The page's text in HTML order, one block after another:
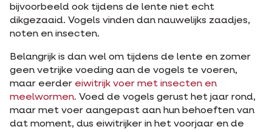
bijvoorbeeld ook tijdens de lente niet echt
dikgezaaid. Vogels vinden dan nauwelijks zaadjes,
noten en insecten.
Belangrijk is dan wel om tijdens de lente en zomer
geen vetrijke voeding aan de vogels te voeren,
maar eerder eiwitrijk voer met insecten en
meelwormen. Voed de vogels gerust het jaar rond,
maar met voer aangepast aan hun behoeften van
dat moment, dus eiwitrijker in het voorjaar en de